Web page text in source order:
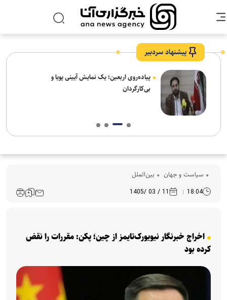
پیشنهاد سردبیر
پیاده‌روی اربعین؛ یک نمایش آیینی پویا و
بی‌کارگردان
سیاست و جهان بین‌الملل
18:04
11 / 03 /1405
اخراج خبرنگار نیویورک‌تایمز از چین؛ پکن: مقررات را نقض
کرده بود